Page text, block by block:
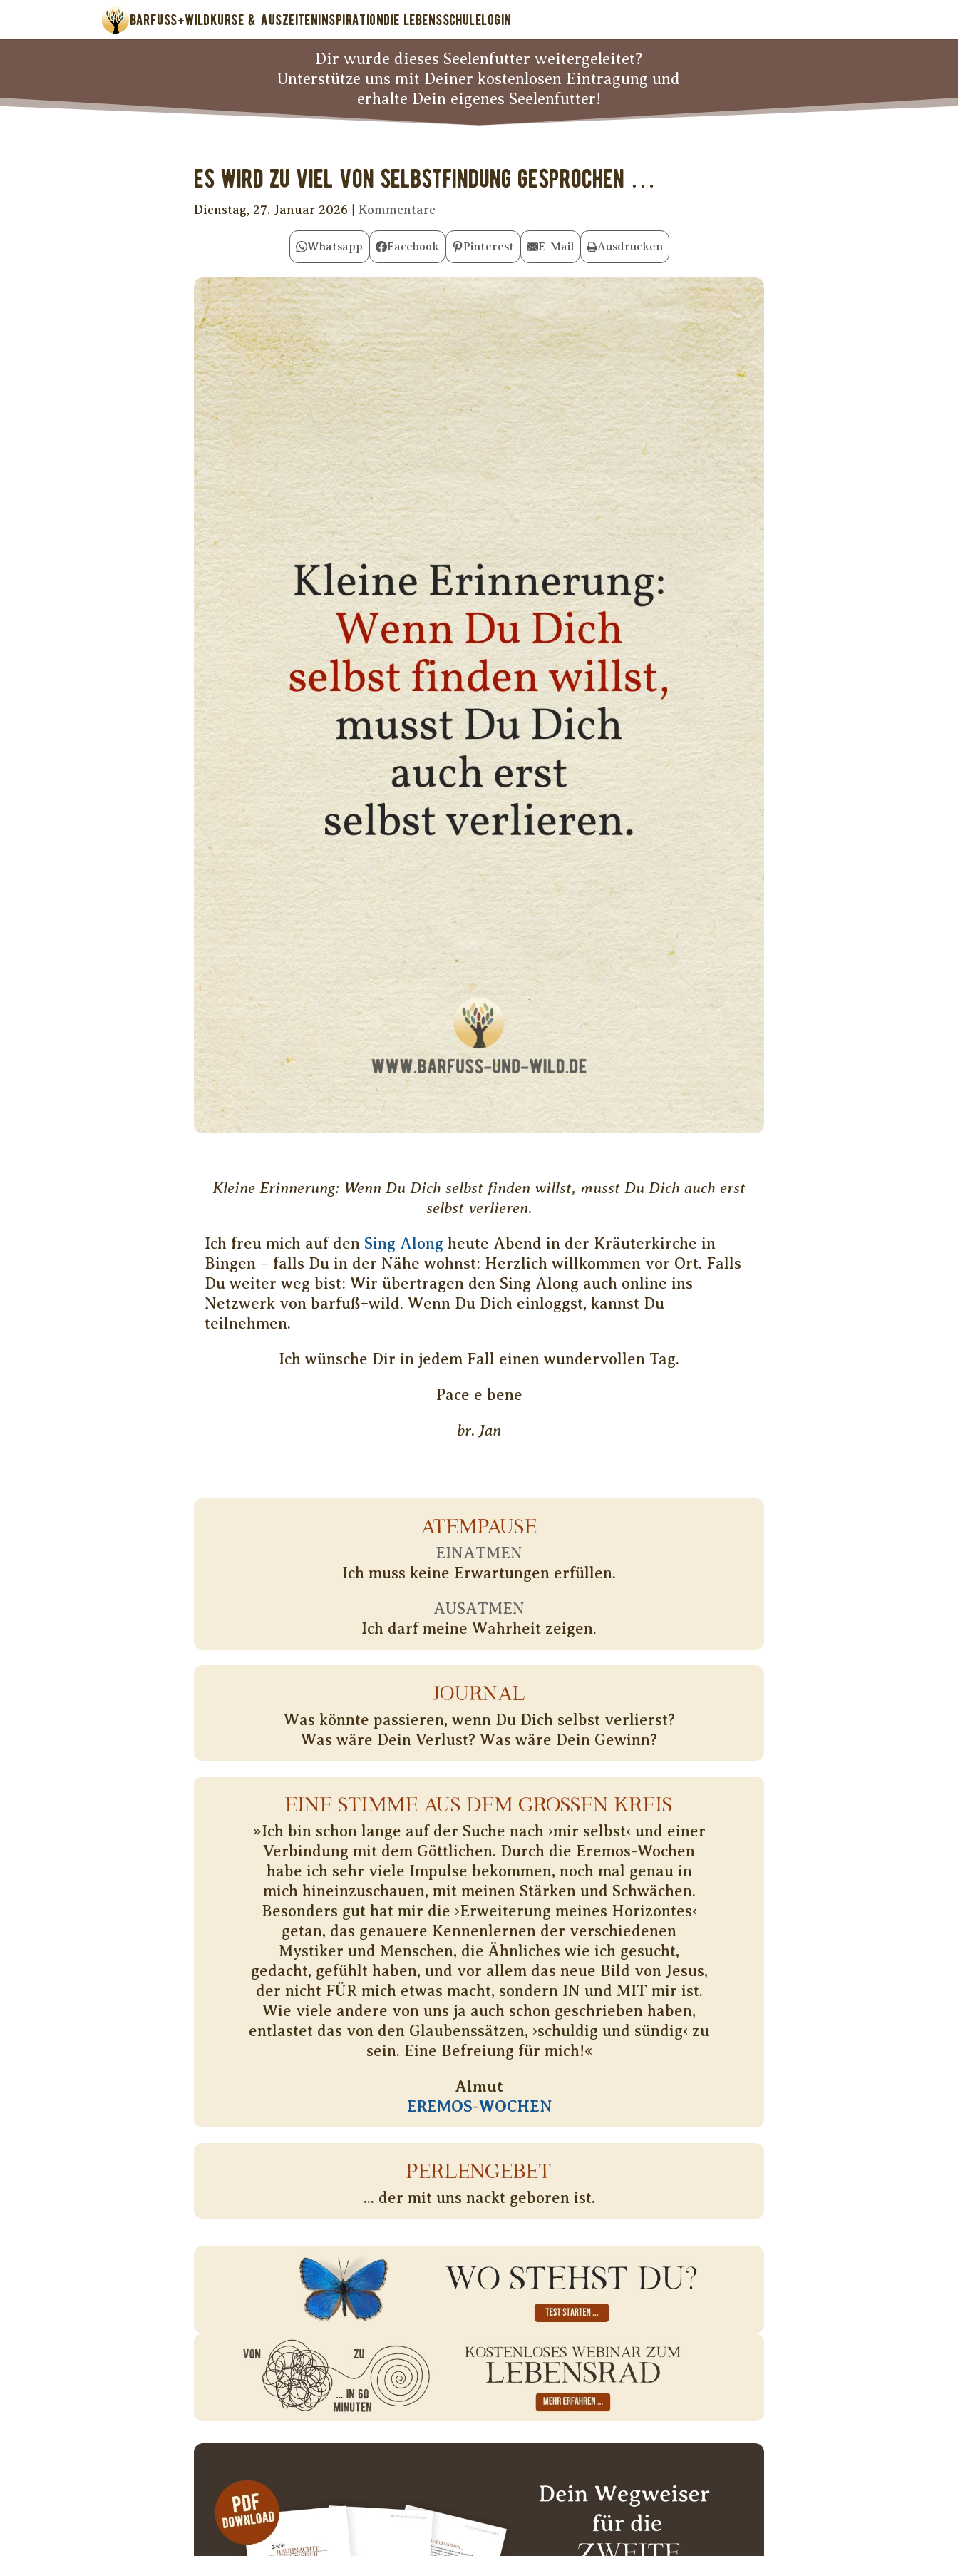
BARFUSS+WILDKURSE & AUSZEITENINSPIRATIONDIE LEBENSSCHULELOGIN
Dir wurde dieses Seelenfutter weitergeleitet?
Unterstütze uns mit Deiner kostenlosen Eintragung und
erhalte Dein eigenes Seelenfutter!
Es wird zu viel von Selbstfindung gesprochen …
Dienstag, 27. Januar 2026 Kommentare
Whatsapp Facebook Pinterest E-Mail Ausdrucken
Kleine Erinnerung: Wenn Du Dich selbst finden willst, musst Du Dich auch erst
selbst verlieren.
Ich freu mich auf den Sing Along heute Abend in der Kräuterkirche in
Bingen – falls Du in der Nähe wohnst: Herzlich willkommen vor Ort. Falls
Du weiter weg bist: Wir übertragen den Sing Along auch online ins
Netzwerk von barfuß+wild. Wenn Du Dich einloggst, kannst Du
teilnehmen.
Ich wünsche Dir in jedem Fall einen wundervollen Tag.
Pace e bene
br. Jan
ATEMPAUSE
EINATMEN
Ich muss keine Erwartungen erfüllen.
AUSATMEN
Ich darf meine Wahrheit zeigen.
JOURNAL
Was könnte passieren, wenn Du Dich selbst verlierst?
Was wäre Dein Verlust? Was wäre Dein Gewinn?
EINE STIMME AUS DEM GROSSEN KREIS
»Ich bin schon lange auf der Suche nach ›mir selbst‹ und einer
Verbindung mit dem Göttlichen. Durch die Eremos-Wochen
habe ich sehr viele Impulse bekommen, noch mal genau in
mich hineinzuschauen, mit meinen Stärken und Schwächen.
Besonders gut hat mir die ›Erweiterung meines Horizontes‹
getan, das genauere Kennenlernen der verschiedenen
Mystiker und Menschen, die Ähnliches wie ich gesucht,
gedacht, gefühlt haben, und vor allem das neue Bild von Jesus,
der nicht FÜR mich etwas macht, sondern IN und MIT mir ist.
Wie viele andere von uns ja auch schon geschrieben haben,
entlastet das von den Glaubenssätzen, ›schuldig und sündig‹ zu
sein. Eine Befreiung für mich!«
Almut
EREMOS-WOCHEN
PERLENGEBET
... der mit uns nackt geboren ist.